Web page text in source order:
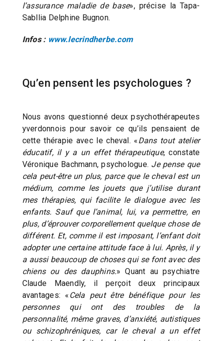
l’assurance maladie de base», précise la Tapa-
Sabllia Delphine Bugnon.
Infos : www.lecrindherbe.com
Qu’en pensent les psychologues ?
Nous avons questionné deux psychothérapeutes
yverdonnois pour savoir ce qu’ils pensaient de
cette thérapie avec le cheval. «Dans tout atelier
éducatif, il y a un effet thérapeutique, constate
Véronique Bachmann, psychologue. Je pense que
cela peut-être un plus, parce que le cheval est un
médium, comme les jouets que j’utilise durant
mes thérapies, qui facilite le dialogue avec les
enfants. Sauf que l’animal, lui, va permettre, en
plus, d’éprouver corporellement quelque chose de
différent. Et, comme il est imposant, l’enfant doit
adopter une certaine attitude face à lui. Après, il y
a aussi beaucoup de choses qui se font avec des
chiens ou des dauphins.» Quant au psychiatre
Claude Maendly, il perçoit deux principaux
avantages: « Cela peut être bénéfique pour les
personnes qui ont des troubles de la
personnalité, même graves, d’anxiété, autistiques
ou schizophréniques, car le cheval a un effet